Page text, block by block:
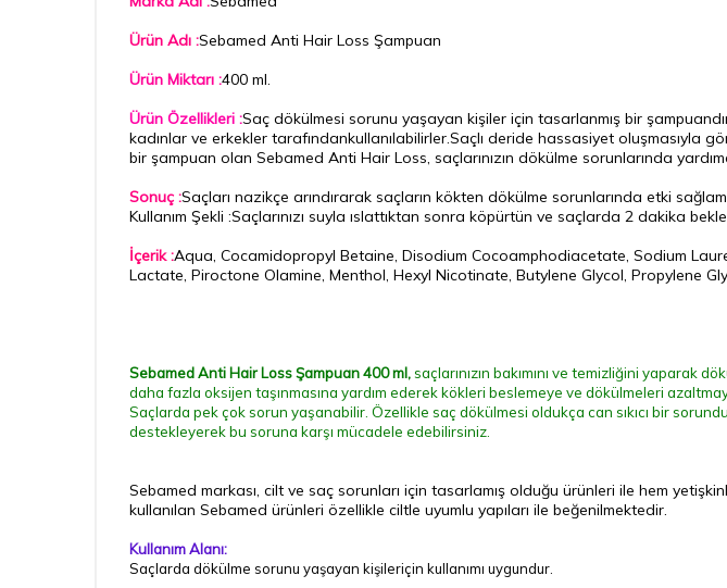
Ürün Adı :Sebamed Anti Hair Loss Şampuan
Ürün Miktarı :400 ml.
Ürün Özellikleri :Saç dökülmesi sorunu yaşayan kişiler için tasarlanmış bir
kadınlar ve erkekler tarafındankullanılabilirler.Saçlı deride hassasiyet oluşmasıyla
bir şampuan olan Sebamed Anti Hair Loss, saçlarınızın dökülme sorunlarında
Sonuç :Saçları nazikçe arındırarak saçların kökten dökülme sorunlarında etki
Kullanım Şekli :Saçlarınızı suyla ıslattıktan sonra köpürtün ve saçlarda 2 dakika
İçerik :Aqua, Cocamidopropyl Betaine, Disodium Cocoamphodiacetate, Sodium
Lactate, Piroctone Olamine, Menthol, Hexyl Nicotinate, Butylene Glycol, Propylene
Sebamed Anti Hair Loss Şampuan 400 ml, saçlarınızın bakımını ve temizliğini yaparak
daha fazla oksijen taşınmasına yardım ederek kökleri beslemeye ve dökülmeleri
Saçlarda pek çok sorun yaşanabilir. Özellikle saç dökülmesi oldukça can sıkıcı bir
destekleyerek bu soruna karşı mücadele edebilirsiniz.
Sebamed markası, cilt ve saç sorunları için tasarlamış olduğu ürünleri ile hem
kullanılan Sebamed ürünleri özellikle ciltle uyumlu yapıları ile beğenilmektedir.
Kullanım Alanı:
Saçlarda dökülme sorunu yaşayan kişileriçin kullanımı uygundur.